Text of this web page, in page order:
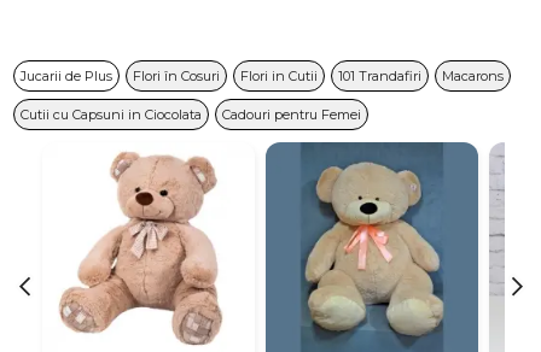
Jucarii de Plus Flori în Cosuri Flori in Cutii 101 Trandafiri Macarons
Cutii cu Capsuni in Ciocolata Cadouri pentru Femei